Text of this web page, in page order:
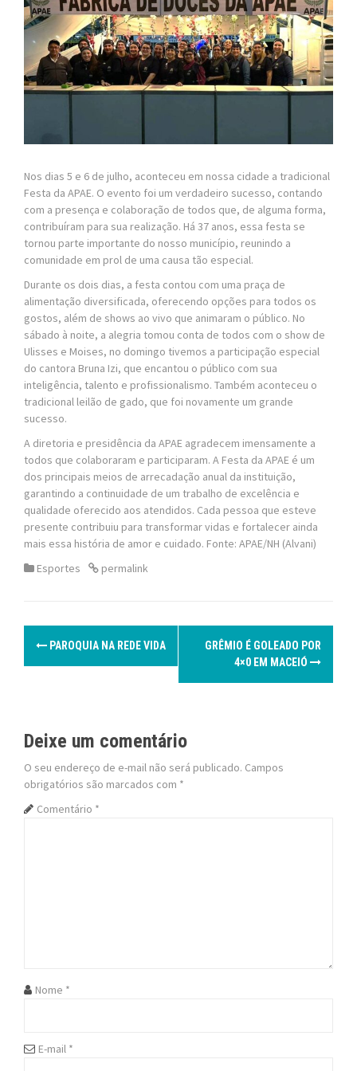
Nos dias 5 e 6 de julho, aconteceu em nossa cidade a tradicional
Festa da APAE. O evento foi um verdadeiro sucesso, contando
com a presença e colaboração de todos que, de alguma forma,
contribuíram para sua realização. Há 37 anos, essa festa se
tornou parte importante do nosso município, reunindo a
comunidade em prol de uma causa tão especial.
Durante os dois dias, a festa contou com uma praça de
alimentação diversificada, oferecendo opções para todos os
gostos, além de shows ao vivo que animaram o público. No
sábado à noite, a alegria tomou conta de todos com o show de
Ulisses e Moises, no domingo tivemos a participação especial
do cantora Bruna Izi, que encantou o público com sua
inteligência, talento e profissionalismo. Também aconteceu o
tradicional leilão de gado, que foi novamente um grande
sucesso.
A diretoria e presidência da APAE agradecem imensamente a
todos que colaboraram e participaram. A Festa da APAE é um
dos principais meios de arrecadação anual da instituição,
garantindo a continuidade de um trabalho de excelência e
qualidade oferecido aos atendidos. Cada pessoa que esteve
presente contribuiu para transformar vidas e fortalecer ainda
mais essa história de amor e cuidado. Fonte: APAE/NH (Alvani)
Esportes
permalink
P
o
t
n
a
i
n
PAROQUIA NA REDE VIDA
GRÊMIO É GOLEADO POR
4×0 EM MACEIÓ
Deixe um comentário
O seu endereço de e-mail não será publicado. Campos
obrigatórios são marcados com *
Comentário *
Nome *
E-mail *